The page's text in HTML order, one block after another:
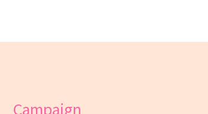
Campaign